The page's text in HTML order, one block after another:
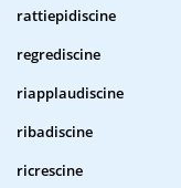
rattiepidiscine
regrediscine
riapplaudiscine
ribadiscine
ricrescine